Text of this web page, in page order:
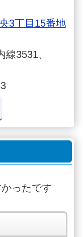
3丁目15番地
線3531、
ったです